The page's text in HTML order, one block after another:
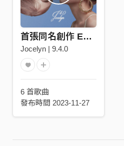
首張同名創作 EP《Jocelyn 9.4.0》
Jocelyn | 9.4.0
6 首歌曲
發布時間 2023-11-27